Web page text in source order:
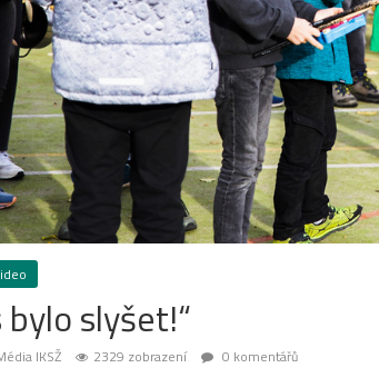
bylo slyšet!“
IKSŽ 2329 zobrazení 0 komentářů